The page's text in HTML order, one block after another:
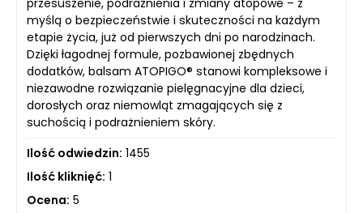
myślą o bezpieczeństwie i skuteczności na każdym
etapie życia, już od pierwszych dni po narodzinach.
Dzięki łagodnej formule, pozbawionej zbędnych
dodatków, balsam ATOPIGO® stanowi kompleksowe i
niezawodne rozwiązanie pielęgnacyjne dla dzieci,
dorosłych oraz niemowląt zmagających się z
suchością i podrażnieniem skóry.
Ilość odwiedzin: 1455
Ilość kliknięć: 1
Ocena: 5